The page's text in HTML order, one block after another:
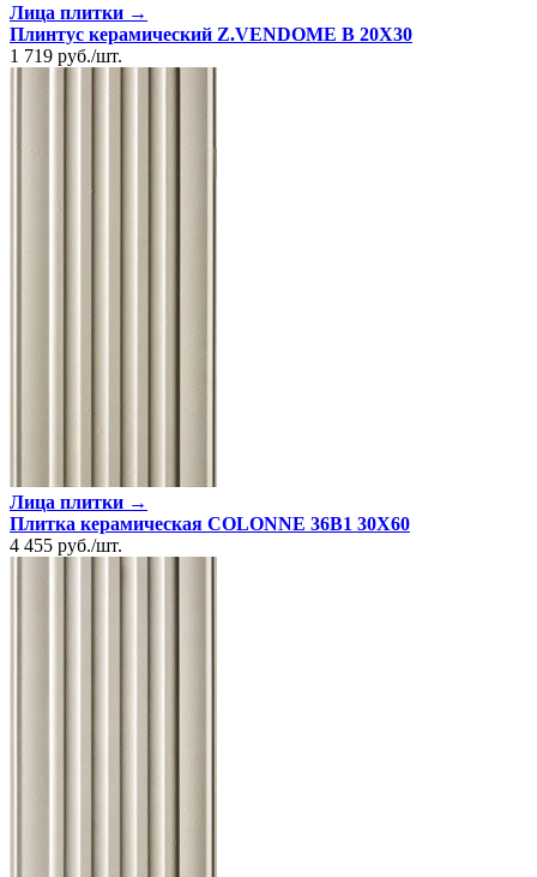
Лица плитки →
Плинтус керамический Z.VENDOME B 20X30
1 719 руб./шт.
Лица плитки →
Плитка керамическая COLONNE 36B1 30X60
4 455 руб./шт.